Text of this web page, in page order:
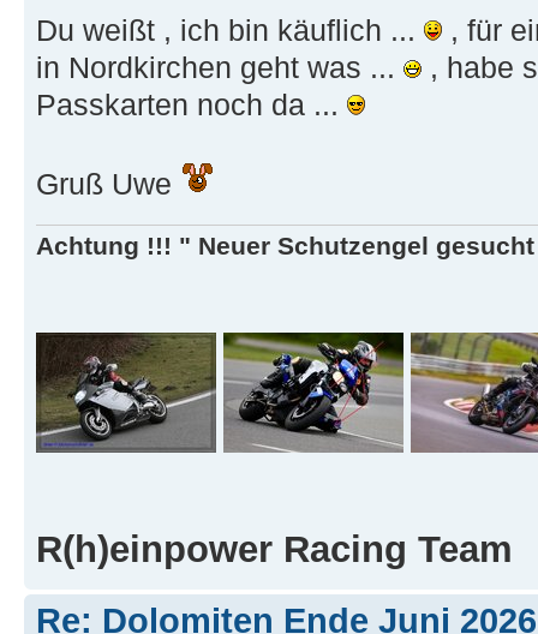
Du weißt , ich bin käuflich ...
, für
in Nordkirchen geht was ...
, habe
Passkarten noch da ...
Gruß Uwe
Achtung !!! " Neuer Schutzengel
R(h)einpower Racing Team
Re: Dolomiten Ende Juni 2026